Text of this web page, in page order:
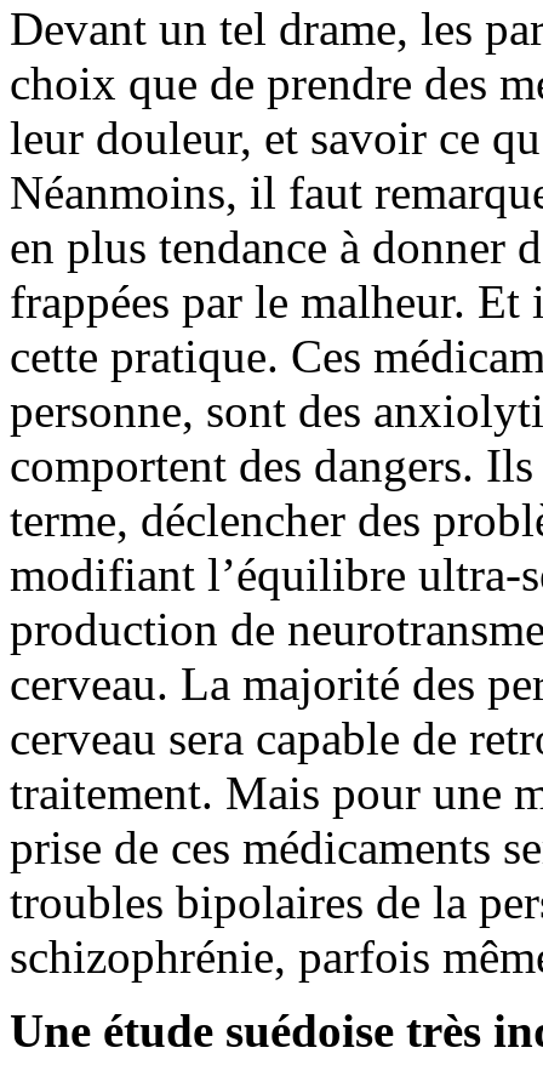
Devant un tel drame, les
choix que de prendre des
leur douleur, et savoir ce
Néanmoins, il faut
en plus tendance à donner
frappées par le malheur.
cette pratique. Ces
personne, sont des
comportent des dangers.
terme, déclencher des
modifiant l’équilibre ultra-
production de
cerveau. La majorité des
cerveau sera capable de
traitement. Mais pour une
prise de ces médicaments
troubles bipolaires de la
schizophrénie, parfois
Une étude suédoise très